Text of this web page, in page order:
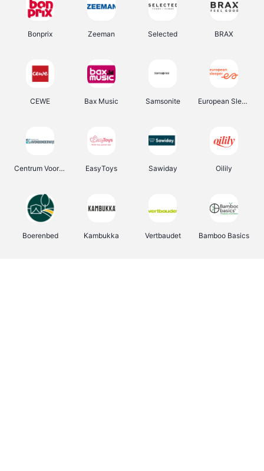
Bonprix Zeeman Selected BRAX
CEWE Bax Music Samsonite European Sleeper
Centrum Voor Avondonderwijs EasyToys Sawiday Oilily
Boerenbed Kambukka Vertbaudet Bamboo Basics